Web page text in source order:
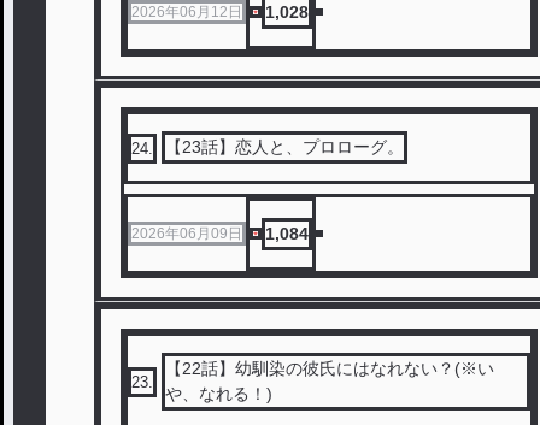
2026年06月12日 1,028
24 【23話】恋人と、プロローグ。
2026年06月09日 1,084
23.
【22話】幼馴染の彼氏にはなれない？(※い
や、なれる！)